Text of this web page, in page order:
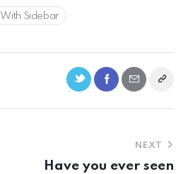
With Sidebar
NEXT
Have you ever seen